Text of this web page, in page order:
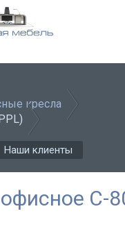
кресла
Наши клиенты
С-